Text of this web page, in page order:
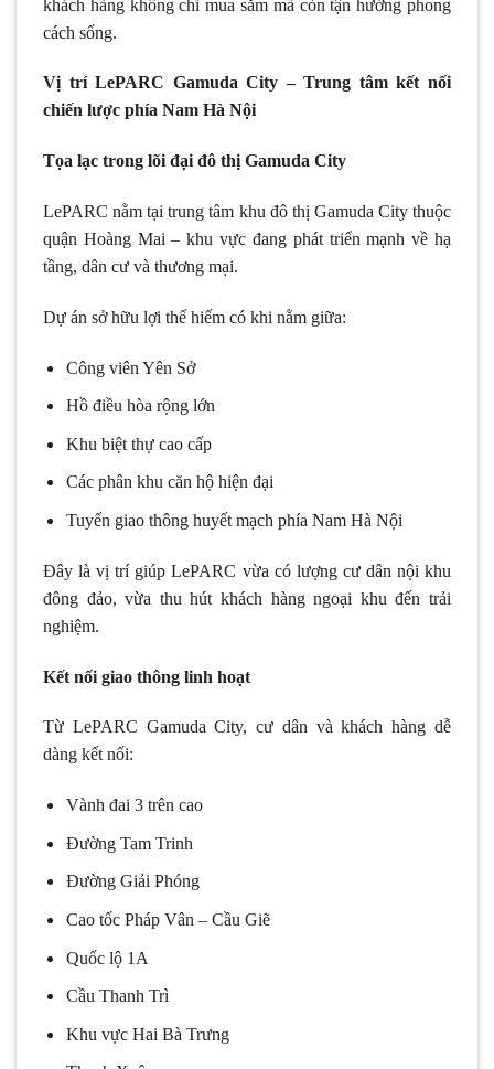
khách hàng không chỉ mua sắm mà còn tận hưởng phong
cách sống.
Vị trí LePARC Gamuda City – Trung tâm kết nối
chiến lược phía Nam Hà Nội
Tọa lạc trong lõi đại đô thị Gamuda City
LePARC nằm tại trung tâm khu đô thị Gamuda City thuộc
quận Hoàng Mai – khu vực đang phát triển mạnh về hạ
tầng, dân cư và thương mại.
Dự án sở hữu lợi thế hiếm có khi nằm giữa:
Công viên Yên Sở
Hồ điều hòa rộng lớn
Khu biệt thự cao cấp
Các phân khu căn hộ hiện đại
Tuyến giao thông huyết mạch phía Nam Hà Nội
Đây là vị trí giúp LePARC vừa có lượng cư dân nội khu
đông đảo, vừa thu hút khách hàng ngoại khu đến trải
nghiệm.
Kết nối giao thông linh hoạt
Từ LePARC Gamuda City, cư dân và khách hàng dễ
dàng kết nối:
Vành đai 3 trên cao
Đường Tam Trinh
Đường Giải Phóng
Cao tốc Pháp Vân – Cầu Giẽ
Quốc lộ 1A
Cầu Thanh Trì
Khu vực Hai Bà Trưng